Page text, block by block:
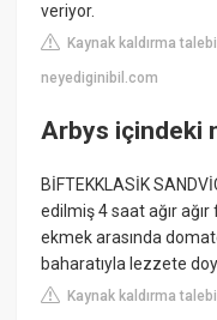
veriyor.
Kaynak kaldırma talebi
neyediginibil.com
Arbys içindeki
BİFTEKKLASİK
edilmiş 4 saat ağır
ekmek arasında
baharatıyla lezzete
Kaynak kaldırma talebi